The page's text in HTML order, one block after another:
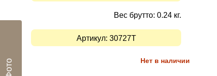
Вес брутто: 0.24 кг.
Артикул: 30727T
Нет в наличии
Фото